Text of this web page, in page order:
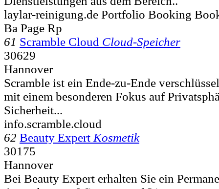
laylar-reinigung.de Portfolio Booking
Ba Page Rp
61 Scramble Cloud Cloud-Speicher
30629
Hannover
Scramble ist ein Ende-zu-Ende
mit einem besonderen Fokus auf
Sicherheit...
info.scramble.cloud
62 Beauty Expert Kosmetik
30175
Hannover
Bei Beauty Expert erhalten Sie ein